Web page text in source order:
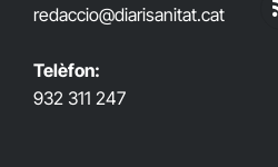
redaccio@diarisanitat.cat
Telèfon:
932 311 247